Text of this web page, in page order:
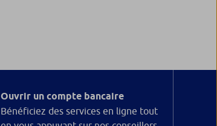
Ouvrir un compte bancaire
Bénéficiez des services en ligne tout